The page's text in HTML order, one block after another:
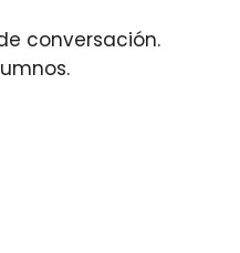
conversación.